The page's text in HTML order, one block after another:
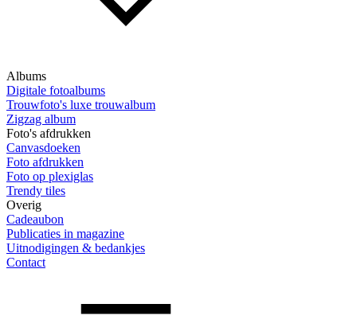
Albums
Digitale fotoalbums
Trouwfoto's luxe trouwalbum
Zigzag album
Foto's afdrukken
Canvasdoeken
Foto afdrukken
Foto op plexiglas
Trendy tiles
Overig
Cadeaubon
Publicaties in magazine
Uitnodigingen & bedankjes
Contact